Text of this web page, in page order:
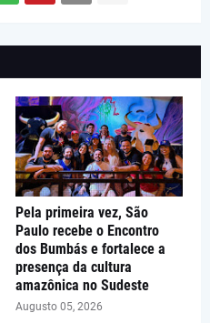
Pela primeira vez, São
Paulo recebe o Encontro
dos Bumbás e fortalece a
presença da cultura
amazônica no Sudeste
Augusto 05, 2026